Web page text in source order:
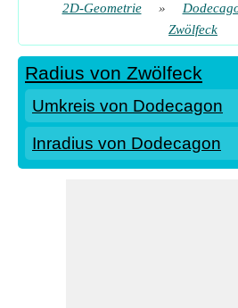
2D-Geometrie
»
Zwölfeck
Radius von Zwölfeck
Umkreis von Dodecagon
Inradius von Dodecagon